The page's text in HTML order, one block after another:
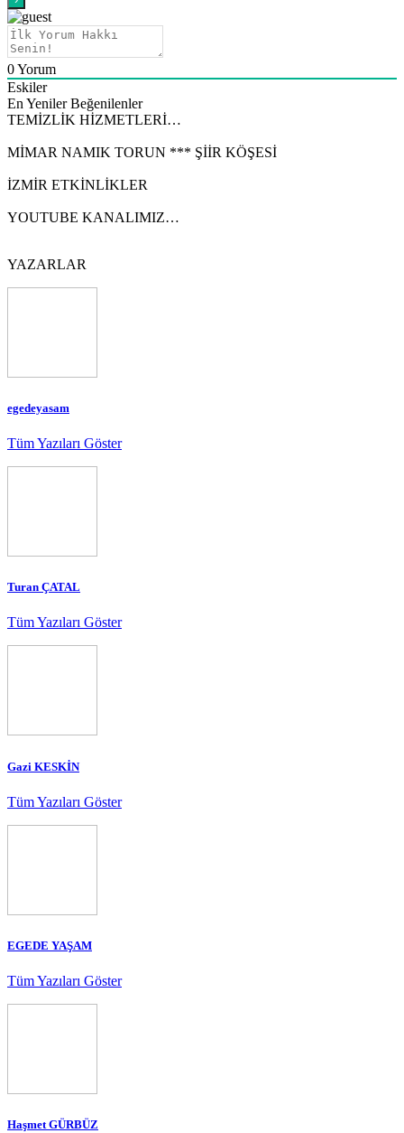
0Yorum
Eskiler
En Yeniler Beğenilenler
TEMİZLİK HİZMETLERİ…
MİMAR NAMIK TORUN *** ŞİİR KÖŞESİ
İZMİR ETKİNLİKLER
YOUTUBE KANALIMIZ…
YAZARLAR
egedeyasam
Tüm Yazıları Göster
Turan ÇATAL
Tüm Yazıları Göster
Gazi KESKİN
Tüm Yazıları Göster
EGEDE YAŞAM
Tüm Yazıları Göster
Haşmet GÜRBÜZ